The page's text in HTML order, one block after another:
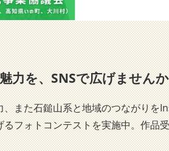
力を、SNSで広げません
また石鎚山系と地域のつながりを
るフォトコンテストを実施中。作品